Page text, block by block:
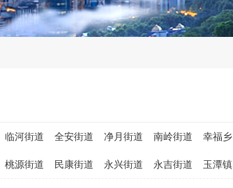
临河街道 全安街道 净月街道 南岭街道 幸福乡
桃源街道 民康街道 永兴街道 永吉街道 玉潭镇